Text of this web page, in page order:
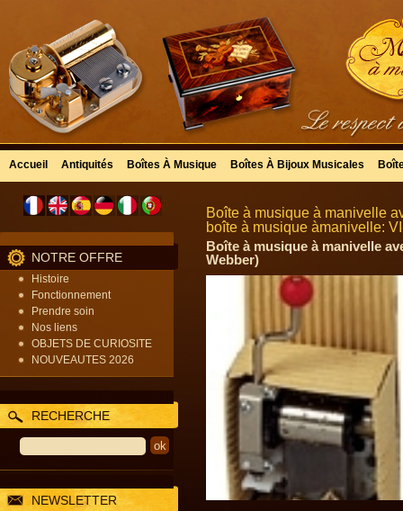
Accueil Antiquités Boîtes À Musique Boîtes À Bijoux Musicales
NOTRE OFFRE
Histoire
Fonctionnement
Prendre soin
Nos liens
OBJETS DE CURIOSITE
NOUVEAUTES 2026
RECHERCHE
NEWSLETTER
Boîte à musique à manivelle
boîte à musique àmanivelle:
Boîte à musique à manivelle
Webber)